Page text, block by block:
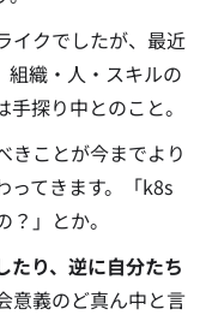
イクでしたが、最近
組織・人・スキルの
探り中とのこと。
きことが今までより
ってきます。「k8s
」とか。
たり、逆に自分たち
意義のど真ん中と言